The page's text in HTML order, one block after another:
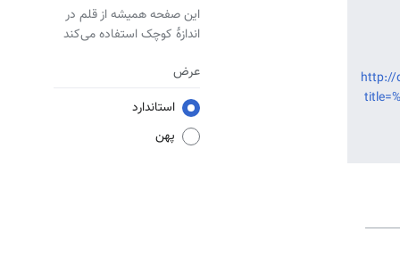
این صفحه همیشه از قلم در
اندازهٔ کوچک استفاده می‌کند
عرض
استاندارد
پهن
http://